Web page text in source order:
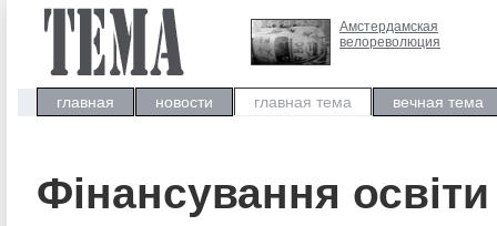
Амстердамская
велореволюция
главная новости главная тема вечная тема
Фінансування